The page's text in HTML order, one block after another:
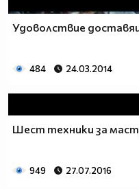
Удоволствие
484 24.03.2014
Шест техники за
949 27.07.2016